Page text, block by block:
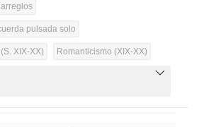
pulsada solo
XIX-XX) Romanticismo (XIX-XX)